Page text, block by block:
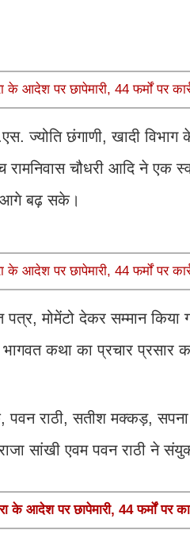
आदेश पर छापेमारी, 44 फर्मों पर
छंगाणी, खादी विभाग
रामनिवास चौधरी आदि ने
आगे बढ़ सके।
आदेश पर छापेमारी, 44 फर्मों पर
मोमेंटो देकर सम्मान किया
भागवत कथा का प्रचार
राठी, सतीश मक्कड़, सपना
सांखी एवम पवन राठी ने
आदेश पर छापेमारी, 44 फर्मों पर